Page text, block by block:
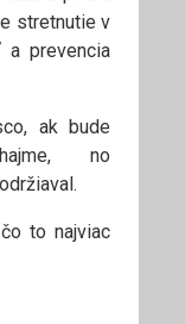
stretnutie v
a prevencia
ak bude
no
to najviac